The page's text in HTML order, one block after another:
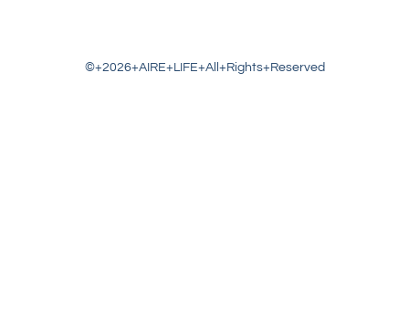
©+2026+AIRE+LIFE+All+Rights+Reserved